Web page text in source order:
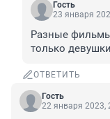
Гость
23 января
Разные
только
ОТВЕТИТЬ
Гость
22 января 2023,